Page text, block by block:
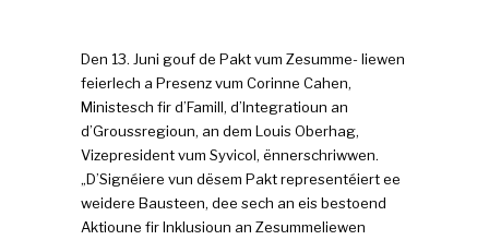
Den 13. Juni gouf de Pakt vum Zesumme- liewen
feierlech a Presenz vum Corinne Cahen,
Ministesch fir d’Famill, d’Integratioun an
d’Groussregioun, an dem Louis Oberhag,
Vizepresident vum Syvicol, ënnerschriwwen.
„D’Signéiere vun dësem Pakt representéiert ee
weidere Bausteen, dee sech an eis bestoend
Aktioune fir Inklusioun an Zesummeliewen